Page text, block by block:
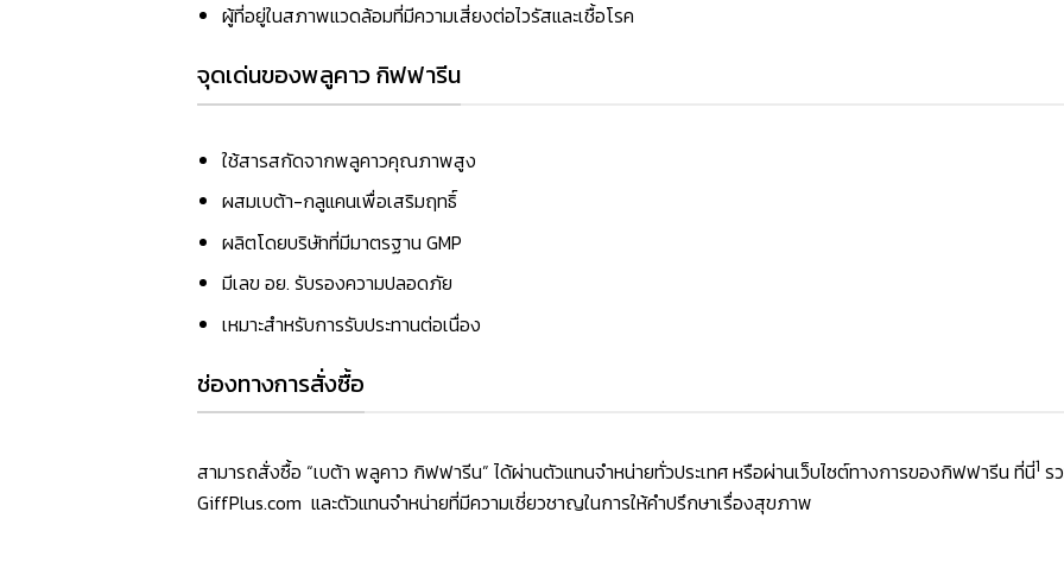
ผู้ที่อยู่ในสภาพแวดล้อมที่มีความเสี่ยงต่อไวรัสและเชื้อโรค
จุดเด่นของพลูคาว กิฟฟารีน
ใช้สารสกัดจากพลูคาวคุณภาพสูง
ผสมเบต้า-กลูแคนเพื่อเสริมฤทธิ์
ผลิตโดยบริษัทที่มีมาตรฐาน GMP
มีเลข อย. รับรองความปลอดภัย
เหมาะสำหรับการรับประทานต่อเนื่อง
ช่องทางการสั่งซื้อ
สามารถสั่งซื้อ “เบต้า พลูคาว กิฟฟารีน” ได้ผ่านตัวแทนจำหน่ายทั่วประเทศ หรือผ่านเว็บไซต์ทางการของกิฟฟารีนที่นี่1 ร
GiffPlus.com และตัวแทนจำหน่ายที่มีความเชี่ยวชาญในการให้คำปรึกษาเรื่องสุขภาพ